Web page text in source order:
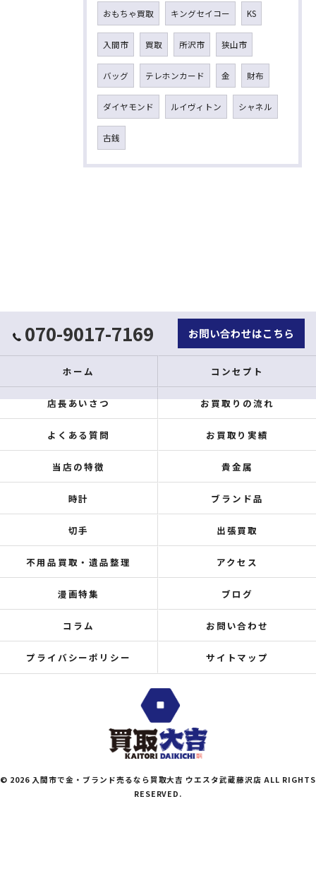
おもちゃ買取 キングセイコー KS
入間市 買取 所沢市 狭山市
バッグ テレホンカード 金 財布
ダイヤモンド ルイヴィトン シャネル
古銭
070-9017-7169 お問い合わせはこちら
ホーム コンセプト
店長あいさつ お買取りの流れ
よくある質問 お買取り実績
当店の特徴 貴金属
時計 ブランド品
切手 出張買取
不用品買取・遺品整理 アクセス
漫画特集 ブログ
コラム お問い合わせ
プライバシーポリシー サイトマップ
© 2026 入間市で金・ブランド売るなら買取大吉 ウエスタ武蔵藤沢店 ALL RIGHTS
RESERVED.